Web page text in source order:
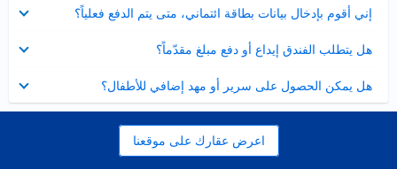
إني أقوم بإدخال بيانات بطاقة ائتماني، متى يتم الدفع فعلياً؟
مصغر
هل يتطلب الفندق إيداع أو دفع مبلغ مقدّماً؟
مصغر
هل يمكن الحصول على سرير أو مهد إضافي للأطفال؟
مصغر
اعرض عقارك على موقعنا